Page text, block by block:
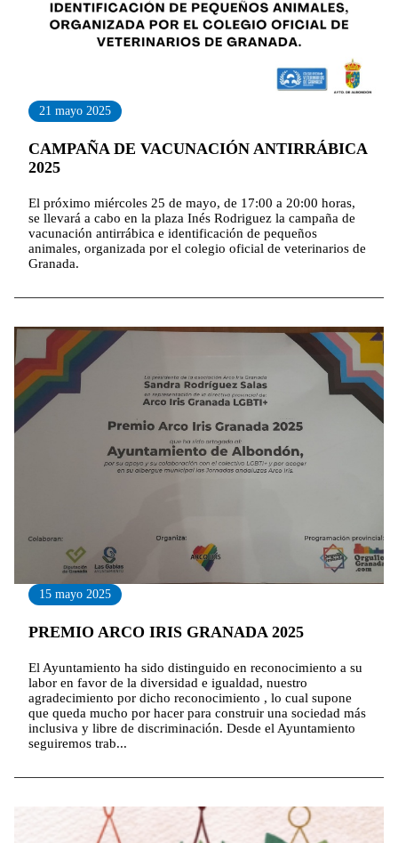
21 mayo 2025
CAMPAÑA DE VACUNACIÓN ANTIRRÁBICA
2025
El próximo miércoles 25 de mayo, de 17:00 a 20:00 horas,
se llevará a cabo en la plaza Inés Rodriguez la campaña de
vacunación antirrábica e identificación de pequeños
animales, organizada por el colegio oficial de veterinarios de
Granada.
15 mayo 2025
PREMIO ARCO IRIS GRANADA 2025
El Ayuntamiento ha sido distinguido en reconocimiento a su
labor en favor de la diversidad e igualdad, nuestro
agradecimiento por dicho reconocimiento , lo cual supone
que queda mucho por hacer para construir una sociedad más
inclusiva y libre de discriminación. Desde el Ayuntamiento
seguiremos trab...